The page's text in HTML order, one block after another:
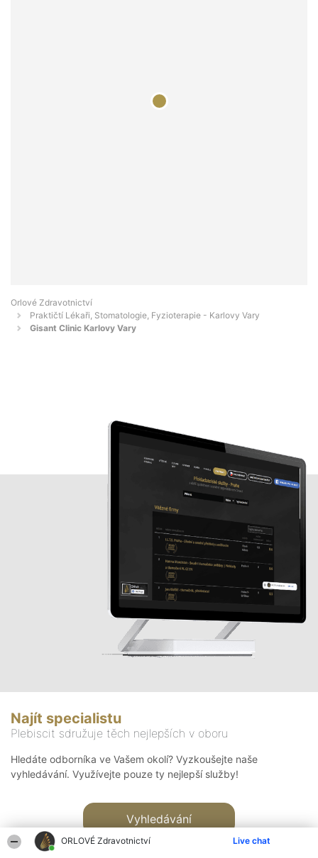
ORLOVÉ Zdravotnictví Live chat
Orlové Zdravotnictví
Praktičtí Lékaři, Stomatologie, Fyzioterapie - Karlovy Vary
Gisant Clinic Karlovy Vary
Najít specialistu
Plebiscit sdružuje těch nejlepších v oboru
Hledáte odborníka ve Vašem okolí? Vyzkoušejte naše
vyhledávání. Využívejte pouze ty nejlepší služby!
Vyhledávání